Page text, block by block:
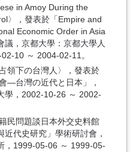
in Amoy During the
〉，發表於「Empire and
Economic Order in Asia
議，京都大學：京都大學人
10 ～ 2004-02-11。
領下の台灣人〉，發表於
—台灣の近代と日本」，
學，2002-10-26 ～ 2002-
民問題談日本外交史料館
代史研究」學術研討會，
，1999-05-06 ～ 1999-05-